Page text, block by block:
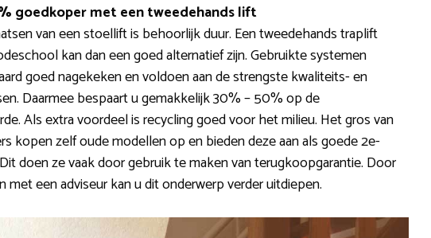
goedkoper met een tweedehands lift
van een stoellift is behoorlijk duur. Een tweedehands traplift
kan dan een goed alternatief zijn. Gebruikte systemen
goed nagekeken en voldoen aan de strengste kwaliteits- en
Daarmee bespaart u gemakkelijk 30% – 50% op de
Als extra voordeel is recycling goed voor het milieu. Het gros van
kopen zelf oude modellen op en bieden deze aan als goede 2e-
doen ze vaak door gebruik te maken van terugkoopgarantie. Door
met een adviseur kan u dit onderwerp verder uitdiepen.